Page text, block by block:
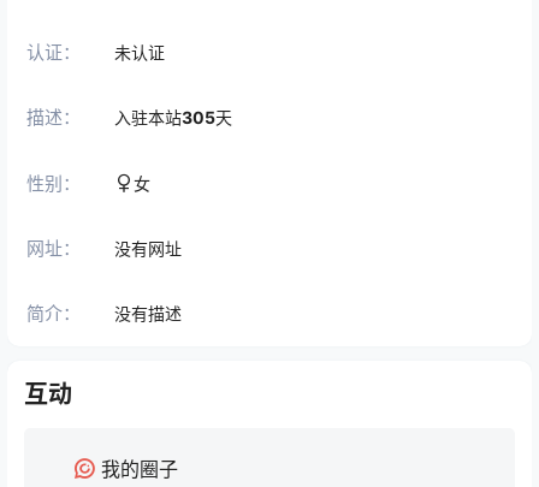
认证： 未认证
描述： 入驻本站305天
性别： 女
网址： 没有网址
简介： 没有描述
互动
我的圈子